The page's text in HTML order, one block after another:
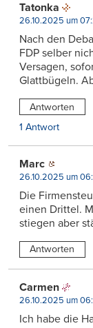
Tatonka
26.10.2025 um
Nach den
FDP selber
Versagen,
Glattbügeln.
Antworten
1 Antwort
Marc
26.10.2025 um
Die
einen Drittel.
stiegen aber
Antworten
Carmen
26.10.2025 um
Ich habe die